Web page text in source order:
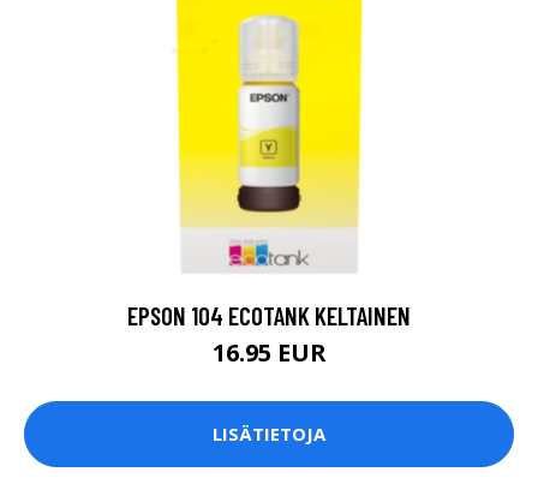
EPSON 104 ECOTANK KELTAINEN
16.95 EUR
LISÄTIETOJA